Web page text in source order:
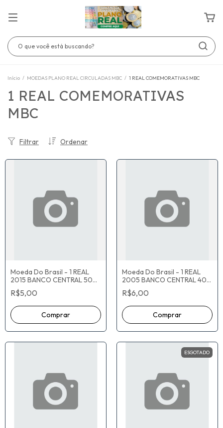
Início / MOEDAS PLANO REAL CIRCULADAS MBC / 1 REAL COMEMORATIVAS MBC
1 REAL COMEMORATIVAS
MBC
Ordenar
Filtrar
Moeda Do Brasil - 1 REAL
2015 BANCO CENTRAL 50
ANOS - MBC
R$5,00
Moeda Do Brasil - 1 REAL
2005 BANCO CENTRAL 40
ANOS - MBC
R$6,00
ESGOTADO